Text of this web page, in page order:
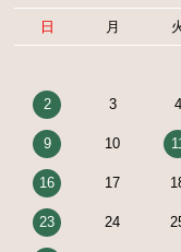
日 月
2 3 4
9 10
16 17
23 24